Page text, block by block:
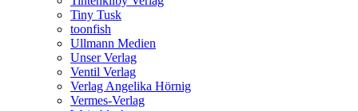
Tiny Tusk
toonfish
Ullmann Medien
Unser Verlag
Ventil Verlag
Verlag Angelika Hörnig
Vermes-Verlag